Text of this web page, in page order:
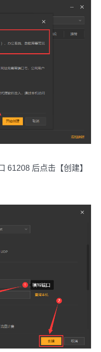
61208 后点击【创建】